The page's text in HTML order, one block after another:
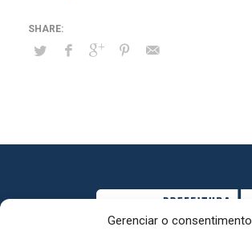
Gerenciar o consentimento